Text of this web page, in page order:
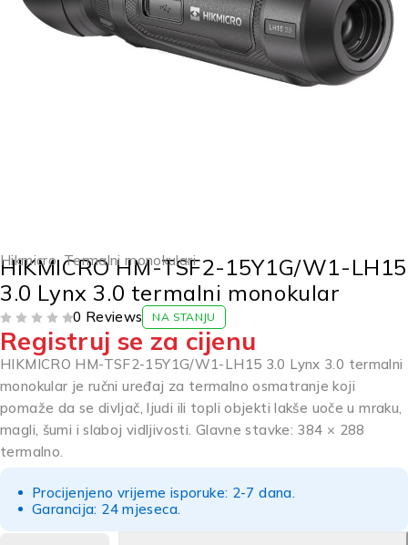
Hikmicro,Termalni monokulari
HIKMICRO HM-TSF2-15Y1G/W1-LH15
3.0 Lynx 3.0 termalni monokular
0 Reviews NA STANJU
Registruj se za cijenu
HIKMICRO HM-TSF2-15Y1G/W1-LH15 3.0 Lynx 3.0 termalni
monokular je ručni uređaj za termalno osmatranje koji
pomaže da se divljač, ljudi ili topli objekti lakše uoče u mraku,
magli, šumi i slaboj vidljivosti. Glavne stavke: 384 × 288
termalno.
Procijenjeno vrijeme isporuke: 2-7 dana.
Garancija: 24 mjeseca.